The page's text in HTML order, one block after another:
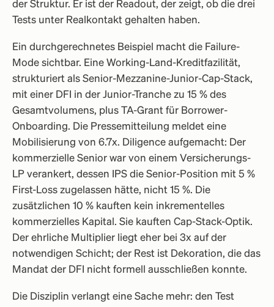
der Struktur. Er ist der Readout, der zeigt, ob die drei
Tests unter Realkontakt gehalten haben.
Ein durchgerechnetes Beispiel macht die Failure-
Mode sichtbar. Eine Working-Land-Kreditfazilität,
strukturiert als Senior-Mezzanine-Junior-Cap-Stack,
mit einer DFI in der Junior-Tranche zu 15 % des
Gesamtvolumens, plus TA-Grant für Borrower-
Onboarding. Die Pressemitteilung meldet eine
Mobilisierung von 6.7x. Diligence aufgemacht: Der
kommerzielle Senior war von einem Versicherungs-
LP verankert, dessen IPS die Senior-Position mit 5 %
First-Loss zugelassen hätte, nicht 15 %. Die
zusätzlichen 10 % kauften kein inkrementelles
kommerzielles Kapital. Sie kauften Cap-Stack-Optik.
Der ehrliche Multiplier liegt eher bei 3x auf der
notwendigen Schicht; der Rest ist Dekoration, die das
Mandat der DFI nicht formell ausschließen konnte.
Die Disziplin verlangt eine Sache mehr: den Test